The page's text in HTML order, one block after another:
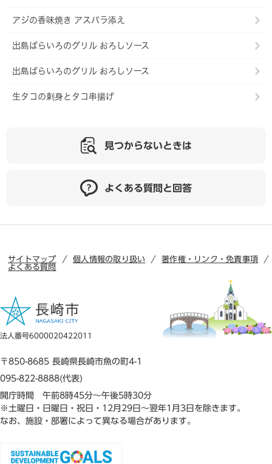
アジの香味焼き アスパラ添え
出島ばらいろのグリル おろしソース
出島ばらいろのグリル おろしソース
生タコの刺身とタコ串揚げ
見つからないときは
よくある質問と回答
サイトマップ 個人情報の取り扱い
著作権・リンク・免責事項
よくある質問
法人番号6000020422011
〒850-8685 長崎県長崎市魚の町4-1
095-822-8888(代表)
開庁時間 午前8時45分～午後5時30分
※土曜日・日曜日・祝日・12月29日～翌年1月3日を除きます。
なお、施設・部署によって異なる場合があります。